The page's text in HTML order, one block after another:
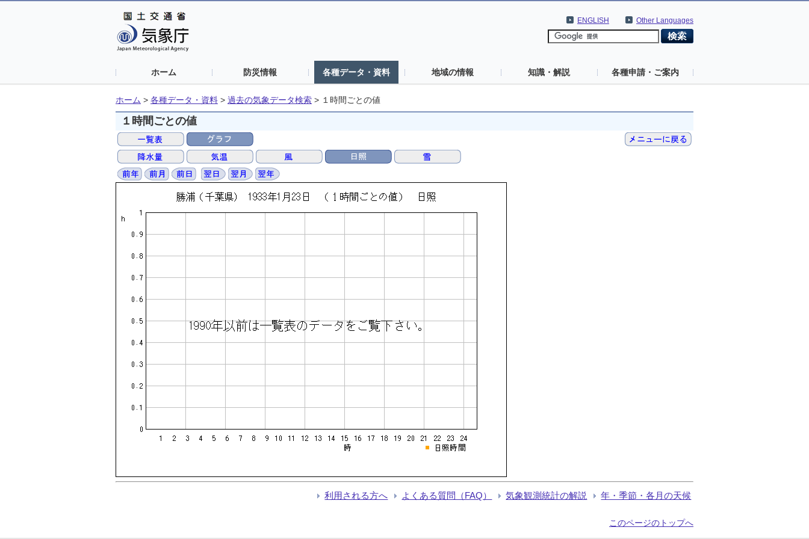
Other Languages
ENGLISH
ホーム 防災情報 各種データ・資料 地域の情報 知識・解説 各種申請・ご案内
ホーム > 各種データ・資料 > 過去の気象データ検索 > １時間ごとの値
１時間ごとの値
利用される方へ よくある質問（FAQ） 気象観測統計の解説 年・季節・各月の天候
このページのトップへ